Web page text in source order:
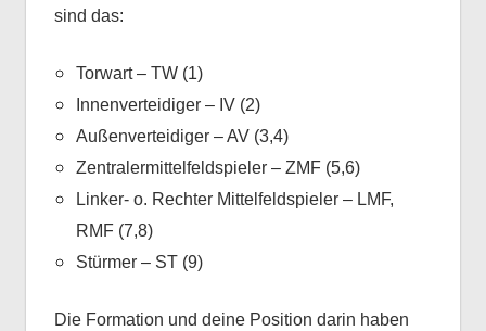
sind das:
Torwart – TW (1)
Innenverteidiger – IV (2)
Außenverteidiger – AV (3,4)
Zentralermittelfeldspieler – ZMF (5,6)
Linker- o. Rechter Mittelfeldspieler – LMF,
RMF (7,8)
Stürmer – ST (9)
Die Formation und deine Position darin haben